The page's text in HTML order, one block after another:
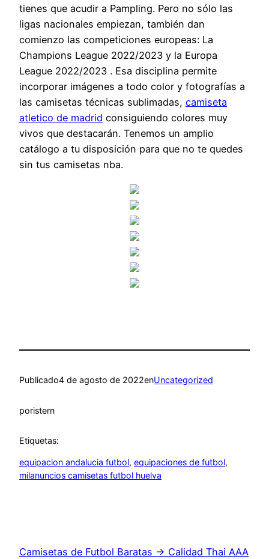
tienes que acudir a Pampling. Pero no sólo las
ligas nacionales empiezan, también dan
comienzo las competiciones europeas: La
Champions League 2022/2023 y la Europa
League 2022/2023 . Esa disciplina permite
incorporar imágenes a todo color y fotografías a
las camisetas técnicas sublimadas, camiseta
atletico de madrid consiguiendo colores muy
vivos que destacarán. Tenemos un amplio
catálogo a tu disposición para que no te quedes
sin tus camisetas nba.
Publicado4 de agosto de 2022enUncategorized
poristern
Etiquetas:
equipacion andalucia futbol, equipaciones de futbol
milanuncios camisetas futbol huelva
Camisetas de Futbol Baratas → Calidad Thai AAA